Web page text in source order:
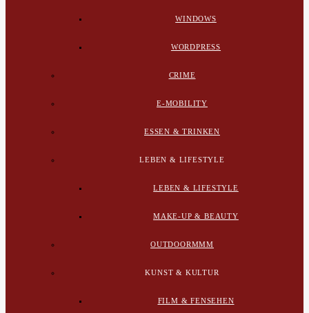
WINDOWS
WORDPRESS
CRIME
E-MOBILITY
ESSEN & TRINKEN
LEBEN & LIFESTYLE
LEBEN & LIFESTYLE
MAKE-UP & BEAUTY
OUTDOORMMM
KUNST & KULTUR
FILM & FENSEHEN